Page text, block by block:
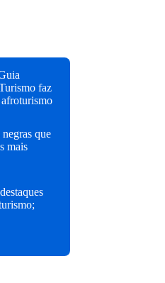
faz
que
mais